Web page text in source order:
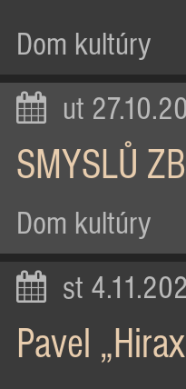
Dom kultúry
ut
SMYSLŮ
Dom kultúry
st
Pavel